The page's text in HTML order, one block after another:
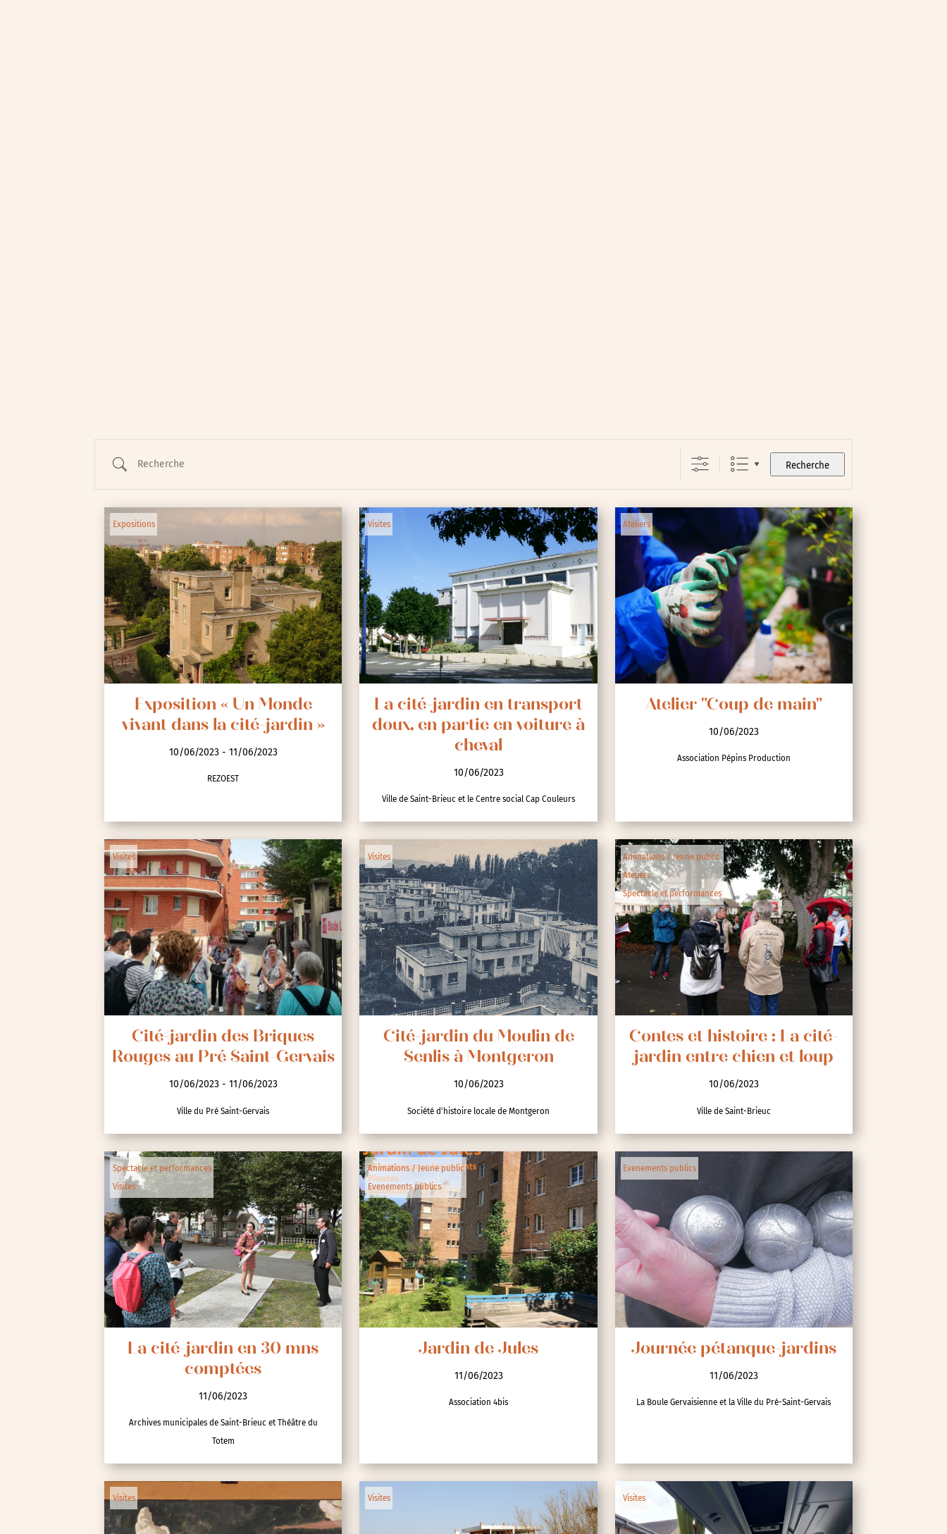
Recherche
Cycle de rencontres
Expositions
Œuvre collective/participative
Parole aux habitants
Randonnées
Spectacle et performances
Visites
Voyage d'études
Essonne (91)
Hauts-de-Seine (92)
Paris (75)
Seine-et-Marne (77)
Seine-Saint-Denis (93)
Test-tag-event
Val-d’Oise (95)
Val-de-Marne (94)
Yvelines (78)
Expositions
Exposition « Un Monde
vivant dans la cité-jardin »
10/06/2023 - 11/06/2023
REZOEST
Visites
La cité-jardin en transport
doux, en partie en voiture à
cheval
10/06/2023
Ville de Saint-Brieuc et le Centre social Cap Couleurs
Ateliers
Atelier "Coup de main"
10/06/2023
Association Pépins Production
Visites
Cité-jardin des Briques
Rouges au Pré Saint-Gervais
10/06/2023 - 11/06/2023
Ville du Pré Saint-Gervais
Visites
Cité-jardin du Moulin de
Senlis à Montgeron
10/06/2023
Société d'histoire locale de Montgeron
Animations / Jeune public
Ateliers
Spectacle et performances
Contes et histoire : La cité-
jardin entre chien et loup
10/06/2023
Ville de Saint-Brieuc
Spectacle et performances
Visites
La cité-jardin en 30 mns
comptées
11/06/2023
Archives municipales de Saint-Brieuc et Théâtre du
Totem
Animations / Jeune public
Evenements publics
Jardin de Jules
11/06/2023
Association 4bis
Evenements publics
Journée pétanque-jardins
11/06/2023
La Boule Gervaisienne et la Ville du Pré-Saint-Gervais
Visites Visites Visites